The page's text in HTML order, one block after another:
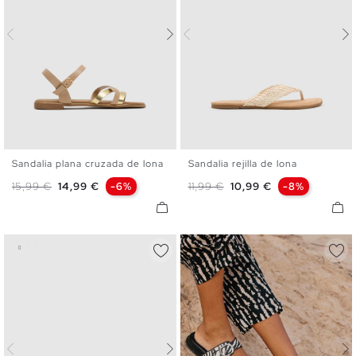
36 37 38 39 40 41
Sandalia plana cruzada de lona
Precio base
15,99 € Precio
14,99 € -6%
36 37 38 39
Sandalia rejilla de lona
Precio base
11,99 € Precio
10,99 € -8%